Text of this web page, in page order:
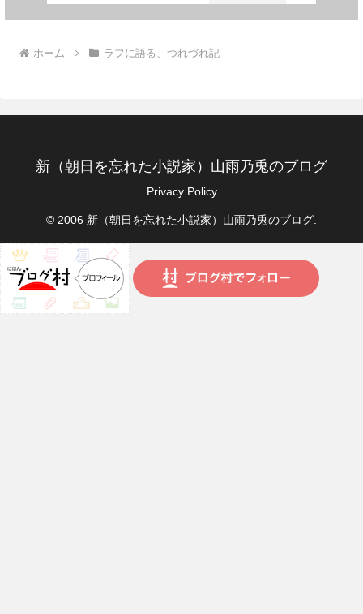
ホーム ラフに語る、つれづれ記
新（朝日を忘れた小説家）山雨乃兎のブログ
Privacy Policy
© 2006 新（朝日を忘れた小説家）山雨乃兎のブログ.